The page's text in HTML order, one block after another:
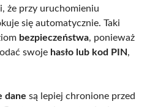
że przy uruchomieniu
się automatycznie. Taki
bezpieczeństwa, ponieważ
swoje hasło lub kod PIN,
dane są lepiej chronione przed